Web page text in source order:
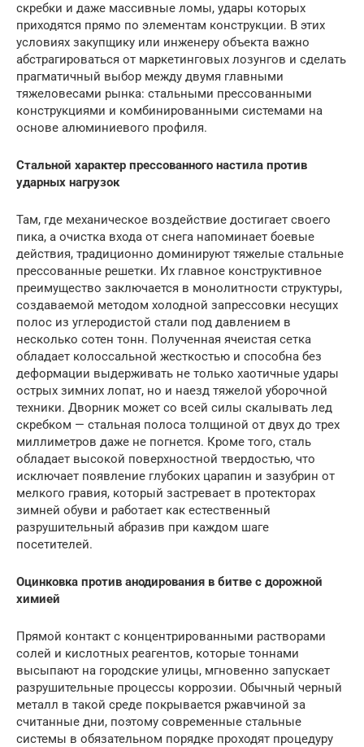
скребки и даже массивные ломы, удары которых
приходятся прямо по элементам конструкции. В этих
условиях закупщику или инженеру объекта важно
абстрагироваться от маркетинговых лозунгов и сделать
прагматичный выбор между двумя главными
тяжеловесами рынка: стальными прессованными
конструкциями и комбинированными системами на
основе алюминиевого профиля.
Стальной характер прессованного настила против
ударных нагрузок
Там, где механическое воздействие достигает своего
пика, а очистка входа от снега напоминает боевые
действия, традиционно доминируют тяжелые стальные
прессованные решетки. Их главное конструктивное
преимущество заключается в монолитности структуры,
создаваемой методом холодной запрессовки несущих
полос из углеродистой стали под давлением в
несколько сотен тонн. Полученная ячеистая сетка
обладает колоссальной жесткостью и способна без
деформации выдерживать не только хаотичные удары
острых зимних лопат, но и наезд тяжелой уборочной
техники. Дворник может со всей силы скалывать лед
скребком — стальная полоса толщиной от двух до трех
миллиметров даже не погнется. Кроме того, сталь
обладает высокой поверхностной твердостью, что
исключает появление глубоких царапин и зазубрин от
мелкого гравия, который застревает в протекторах
зимней обуви и работает как естественный
разрушительный абразив при каждом шаге
посетителей.
Оцинковка против анодирования в битве с дорожной
химией
Прямой контакт с концентрированными растворами
солей и кислотных реагентов, которые тоннами
высыпают на городские улицы, мгновенно запускает
разрушительные процессы коррозии. Обычный черный
металл в такой среде покрывается ржавчиной за
считанные дни, поэтому современные стальные
системы в обязательном порядке проходят процедуру